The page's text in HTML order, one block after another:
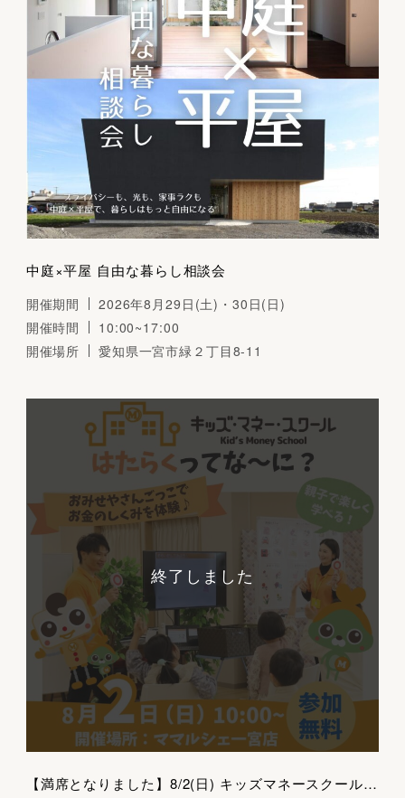
中庭×平屋 自由な暮らし相談会
開催期間
2026年8月29日(土)・30日(日)
開催時間
10:00~17:00
開催場所
愛知県一宮市緑２丁目8-11
終了しました
【満席となりました】8/2(日) キッズマネースクール（おみせやさんごっこ）～くらしとおかねの学びば～